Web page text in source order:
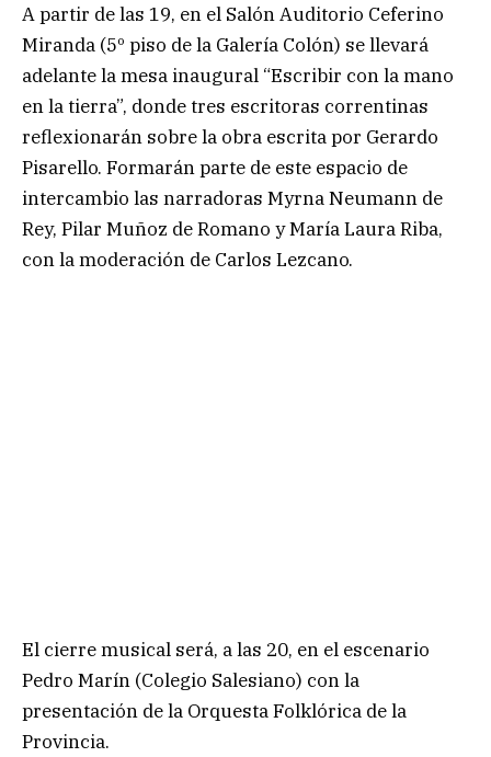
A partir de las 19, en el Salón Auditorio Ceferino
Miranda (5º piso de la Galería Colón) se llevará
adelante la mesa inaugural “Escribir con la mano
en la tierra”, donde tres escritoras correntinas
reflexionarán sobre la obra escrita por Gerardo
Pisarello. Formarán parte de este espacio de
intercambio las narradoras Myrna Neumann de
Rey, Pilar Muñoz de Romano y María Laura Riba,
con la moderación de Carlos Lezcano.
El cierre musical será, a las 20, en el escenario
Pedro Marín (Colegio Salesiano) con la
presentación de la Orquesta Folklórica de la
Provincia.